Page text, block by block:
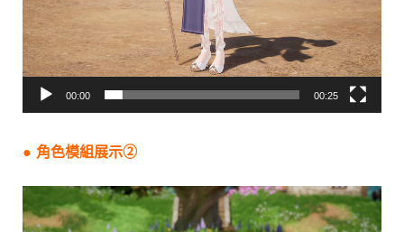
00:00 00:25
● 角色模組展示②
視
訊